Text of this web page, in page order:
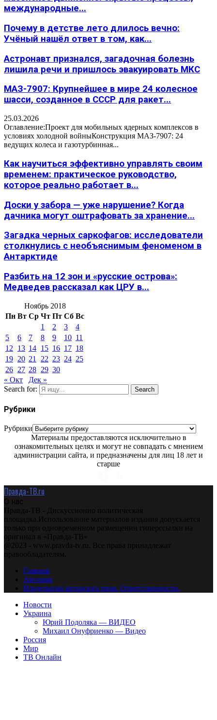
международные...
Почему в детстве лето длилось вечно:
Учёный нашёл ответ в том, как...
Астронавт признался, загадочная болезнь
лишила речи и пришлось эвакуировать МКС
МАЗ-7907: Крупнейшее в мире 24 колесное
шасси, созданное в СССР для ракет...
25.03.2026
Оглавление:Проект для мобильных ядерных комплексов в
условиях холодной войныКонструкция МАЗ-7907: 24
ведущих колеса и газотурбинная...
Как научиться эффективно управлять своим
временем: практическое руководство,
которое реально работает в...
Доски у забора — уже нарушение? Когда
дачника могут оштрафовать за хранение...
Загадка черных саркофагов: исследователи
столкнулись с необъяснимым феноменом в
Антарктиде
Разбить на 12 зон и «русские острова»:
Медведев рассказал как ЦРУ в...
Ноябрь 2018
Пн Вт Ср Чт Пт Сб Вс
1
2 3
4
5
6 7 8 9 10 11
12
13 14 15 16 17 18
19 20 21 22 23 24 25
26 27 28 29 30
« Окт
Дек »
Search for:
Search
Рубрики
Рубрики
Материалы предоставляются исключительно в
ознакомительных целях и могут не совпадать с мнением
администрации сайта, и предназначены для лиц 18 лет и
старше
Правда-ТВ.ru
О нас
Правда-ТВ - Дискуссионно политическая
площадка.Использование материалов издания допускается
только при одновременном размещении гиперссылки на
оригинал в «Правда-ТВ»
@2023 - www.pravda-tv.ru. Все права принадлежат
правообладателям.
Главная
Авторам
Владельцам авторских прав. Ответственности.
Новости
Украина
Юрий Подоляка — ВИДЕО
Михаил Онуфриенко — Видео
Россия
Мир
ТВ Онлайн